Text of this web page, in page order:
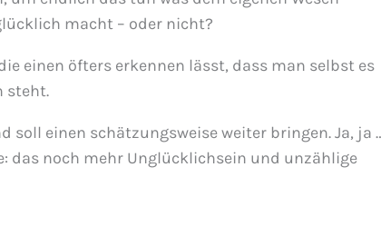
macht – oder nicht?
einen öfters erkennen lässt, dass man selbst es
steht.
soll einen schätzungsweise weiter bringen. Ja, ja
das noch mehr Unglücklichsein und unzählige